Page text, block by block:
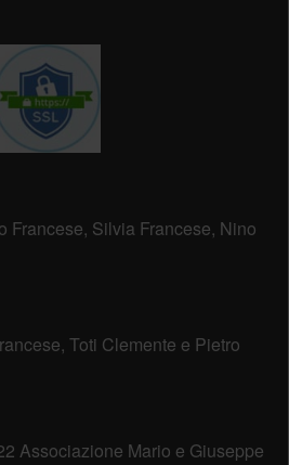
Francese, Silvia Francese, Nino
Toti Clemente e Pietro
Associazione Mario e Giuseppe